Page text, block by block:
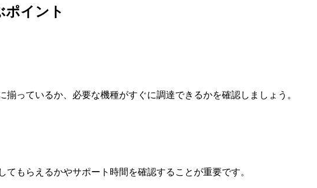
イント
っているか、必要な機種がすぐに調達できるかを確認しましょう。
もらえるかやサポート時間を確認することが重要です。